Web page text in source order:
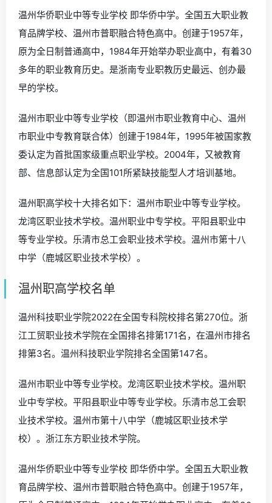
温州华侨职业中等专业学校 即华侨中学。全国五大职业教
育品牌学校、温州市普职融合特色高中。创建于1957年，
原为全日制普通高中，1984年开始举办职业高中，有着30
多年的职业教育历史。是浙南专业职教历史最远、创办最
早的学校。
温州市职业中等专业学校（即温州市职业教育中心、温州
市职业中专教育联合体）创建于1984年，1995年被国家教
委认定为首批国家级重点职业学校。2004年，又被教育
部、信息部认定为全国101所紧缺技能型人才培训基地。
温州职高学校十大排名如下：温州市职业中等专业学校。
龙湾区职业技术学校。温州职业中专学校。平阳县职业中
等专业学校。乐清市总工会职业技术学校。温州市第十八
中学（鹿城区职业技术学校）。
温州职高学校名单
温州科技职业学院2022在全国专科院校排名第270位。浙
江工贸职业技术学院在全国排名排第171名，在温州市排名
排第3名。温州科技职业学院排名全国第147名。
温州市职业中等专业学校。龙湾区职业技术学校。温州职
业中专学校。平阳县职业中等专业学校。乐清市总工会职
业技术学校。温州市第十八中学（鹿城区职业技术学
校）。浙江东方职业技术学院。
温州华侨职业中等专业学校 即华侨中学。全国五大职业教
育品牌学校、温州市普职融合特色高中。创建于1957年，